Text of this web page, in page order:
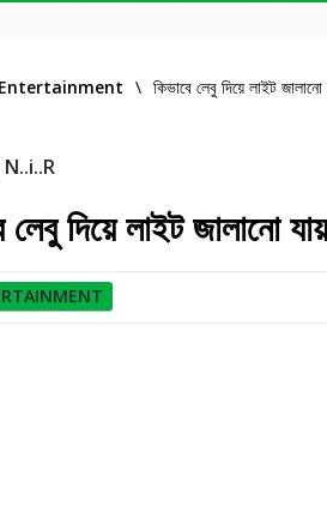
Entertainment \ কিভাবে লেবু দিয়ে লাইট
N..i..R
লেবু দিয়ে লাইট জালানো